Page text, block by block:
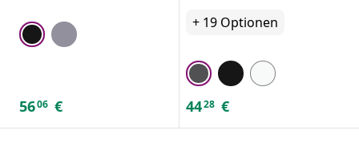
5606 €
+ 19 Optionen
4428 €